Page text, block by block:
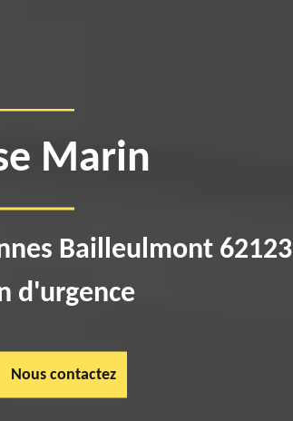
Marin
Bailleulmont 62123
d'urgence
Nous contactez